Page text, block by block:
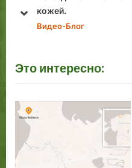
o
t
Застывшее
prev
next
Это интересно: